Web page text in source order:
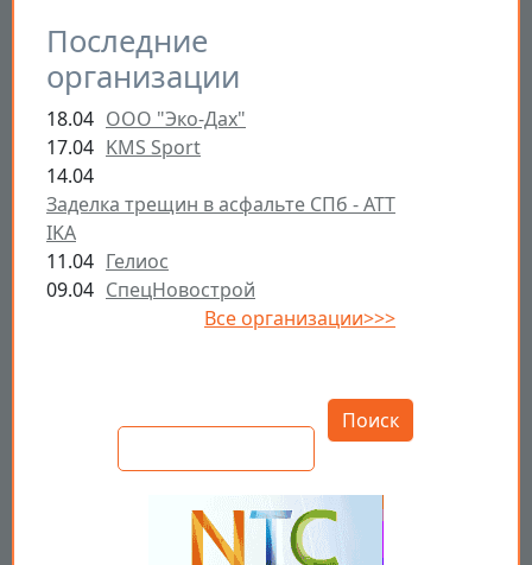
Последние
организации
18.04 ООО "Эко-Дах"
17.04 KMS Sport
14.04
Заделка трещин в асфальте СПб - ATT
IKA
11.04 Гелиос
09.04 СпецНовострой
Все организации>>>